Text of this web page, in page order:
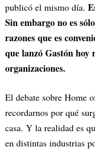
publicó el mismo día.
Sin embargo no es
razones que es
que lanzó Gastón hoy
organizaciones.
El debate sobre Home
recordarnos por qué
casa. Y la realidad es
en distintas industrias